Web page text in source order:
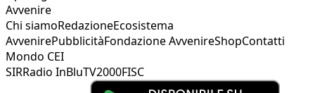
Avvenire
Chi siamoRedazioneEcosistema
AvvenirePubblicitàFondazione AvvenireShopContatti
Mondo CEI
SIRRadio InBluTV2000FISC